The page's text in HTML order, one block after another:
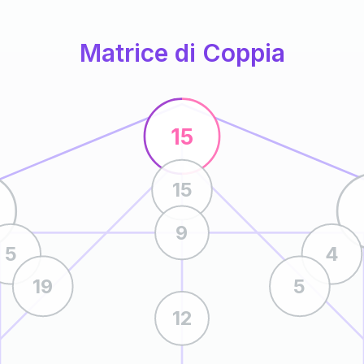
Matrice di Coppia
15
15
9
12
5
19
4
5